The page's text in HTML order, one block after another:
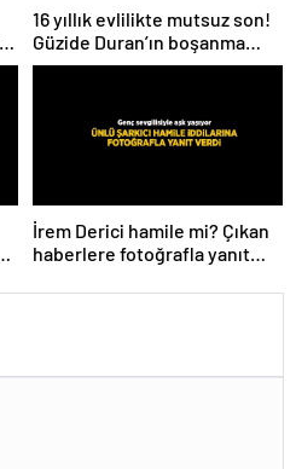
16 yıllık evlilikte mutsuz son!
Güzide Duran’ın boşanma
davasında sürpriz isim tanık
İrem Derici hamile mi? Çıkan
haberlere fotoğrafla yanıt